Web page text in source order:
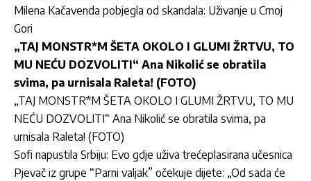
Milena Kačavenda pobjegla od skandala: Uživanje u Crnoj
Gori
„TAJ MONSTR*M ŠETA OKOLO I GLUMI ŽRTVU, TO
MU NEĆU DOZVOLITI“ Ana Nikolić se obratila
svima, pa urnisala Raleta! (FOTO)
„TAJ MONSTR*M ŠETA OKOLO I GLUMI ŽRTVU, TO MU
NEĆU DOZVOLITI“ Ana Nikolić se obratila svima, pa
urnisala Raleta! (FOTO)
Sofi napustila Srbiju: Evo gdje uživa trećeplasirana učesnica
Pjevač iz grupe “Parni valjak” očekuje dijete: „Od sada će